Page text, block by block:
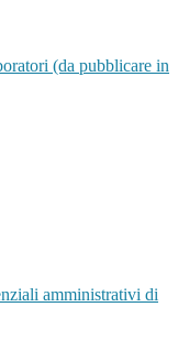
(da pubblicare in
amministrativi di